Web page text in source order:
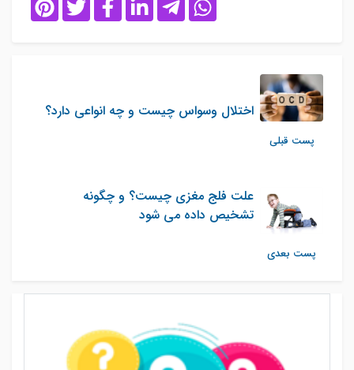
پست قبلی
اختلال وسواس چیست و چه انواعی دارد؟
پست بعدی
علت فلج مغزی چیست؟ و چگونه
تشخیص داده می شود